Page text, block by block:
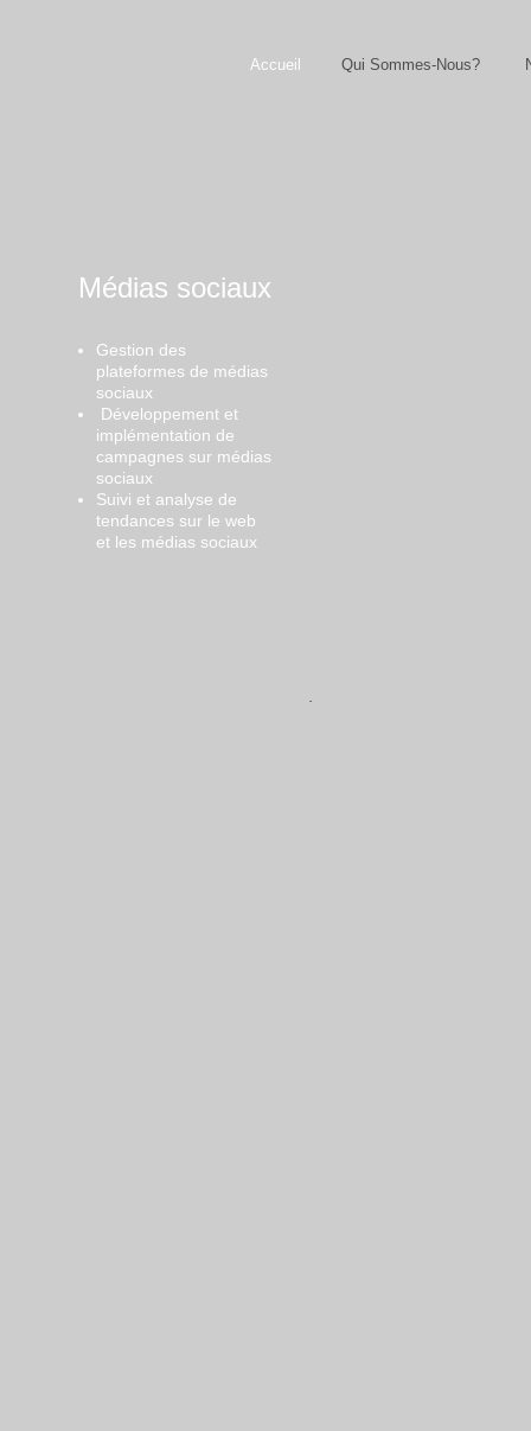
Accueil Qui Sommes-Nous?
Médias sociaux
Gestion des
plateformes de médias
sociaux
Développement et
implémentation de
campagnes sur médias
sociaux
Suivi et analyse de
tendances sur le web
et les médias sociaux